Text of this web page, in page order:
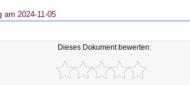
am 2024-11-05
Dieses Dokument bewerten: